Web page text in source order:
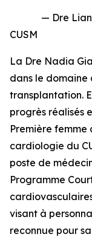
— Dre Liane
CUSM
La Dre Nadia
dans le domaine
transplantation.
progrès réalisés
Première
cardiologie du
poste de
Programme
visant à
reconnue pour